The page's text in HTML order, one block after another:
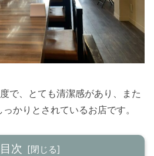
で、とても清潔感があり、また
かりとされているお店です。
目次